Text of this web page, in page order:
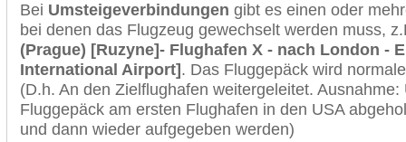
Bei Umsteigeverbindungen gibt es einen oder
bei denen das Flugzeug gewechselt werden muss,
(Prague) [Ruzyne]- Flughafen X - nach London -
International Airport]. Das Fluggepäck wird
(D.h. An den Zielflughafen weitergeleitet.
Fluggepäck am ersten Flughafen in den USA
und dann wieder aufgegeben werden)